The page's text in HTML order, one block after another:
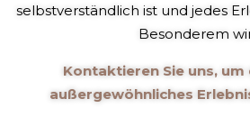
selbstverständlich ist und jedes
Besonderem
Kontaktieren Sie uns,
außergewöhnliches